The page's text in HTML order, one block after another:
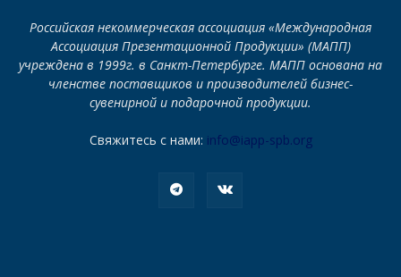
Российская некоммерческая ассоциация «Международная
Ассоциация Презентационной Продукции» (МАПП)
учреждена в 1999г. в Санкт-Петербурге. МАПП основана на
членстве поставщиков и производителей бизнес-
сувенирной и подарочной продукции.
Свяжитесь с нами: info@iapp-spb.org